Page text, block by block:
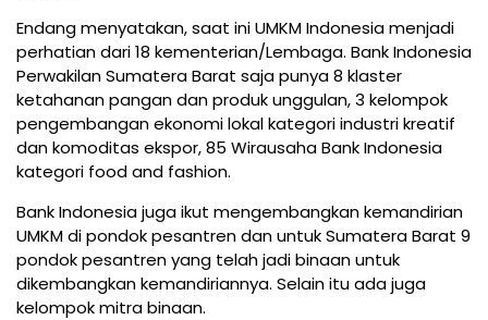
Endang menyatakan, saat ini UMKM Indonesia menjadi
perhatian dari 18 kementerian/Lembaga. Bank Indonesia
Perwakilan Sumatera Barat saja punya 8 klaster
ketahanan pangan dan produk unggulan, 3 kelompok
pengembangan ekonomi lokal kategori industri kreatif
dan komoditas ekspor, 85 Wirausaha Bank Indonesia
kategori food and fashion.
Bank Indonesia juga ikut mengembangkan kemandirian
UMKM di pondok pesantren dan untuk Sumatera Barat 9
pondok pesantren yang telah jadi binaan untuk
dikembangkan kemandiriannya. Selain itu ada juga
kelompok mitra binaan.